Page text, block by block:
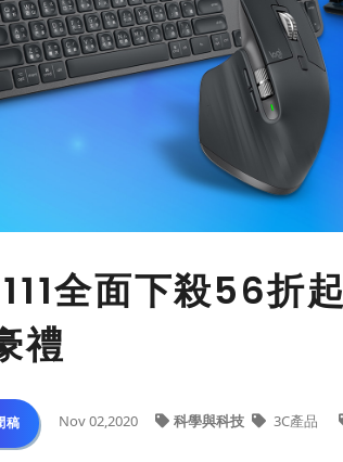
全面下殺56折
禮
稿 Nov 02,2020 科學與科技 3C產品